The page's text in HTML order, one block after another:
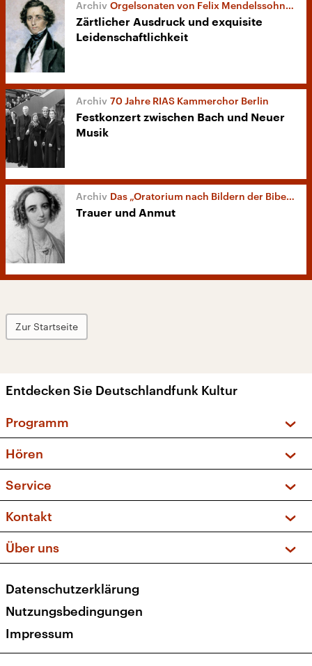
Orgelsonaten von Felix Mendelssohn Bartholdy
Zärtlicher Ausdruck und exquisite
Leidenschaftlichkeit
70 Jahre RIAS Kammerchor Berlin
Festkonzert zwischen Bach und Neuer
Musik
Das „Oratorium nach Bildern der Bibel“ von Fanny Hensel
Trauer und Anmut
Zur Startseite
Entdecken Sie Deutschlandfunk Kultur
Programm
Sendungen und Podcasts
Musikliste
Kakadu – Das Kinderprogramm
Hören
Frequenzen (UKW + DAB+)
Service
FAQ
Apps
Newsletter
Kontakt
Social Media
Über uns
Presse
Karriere
Transparenz
Datenschutzerklärung
Nutzungsbedingungen
Impressum